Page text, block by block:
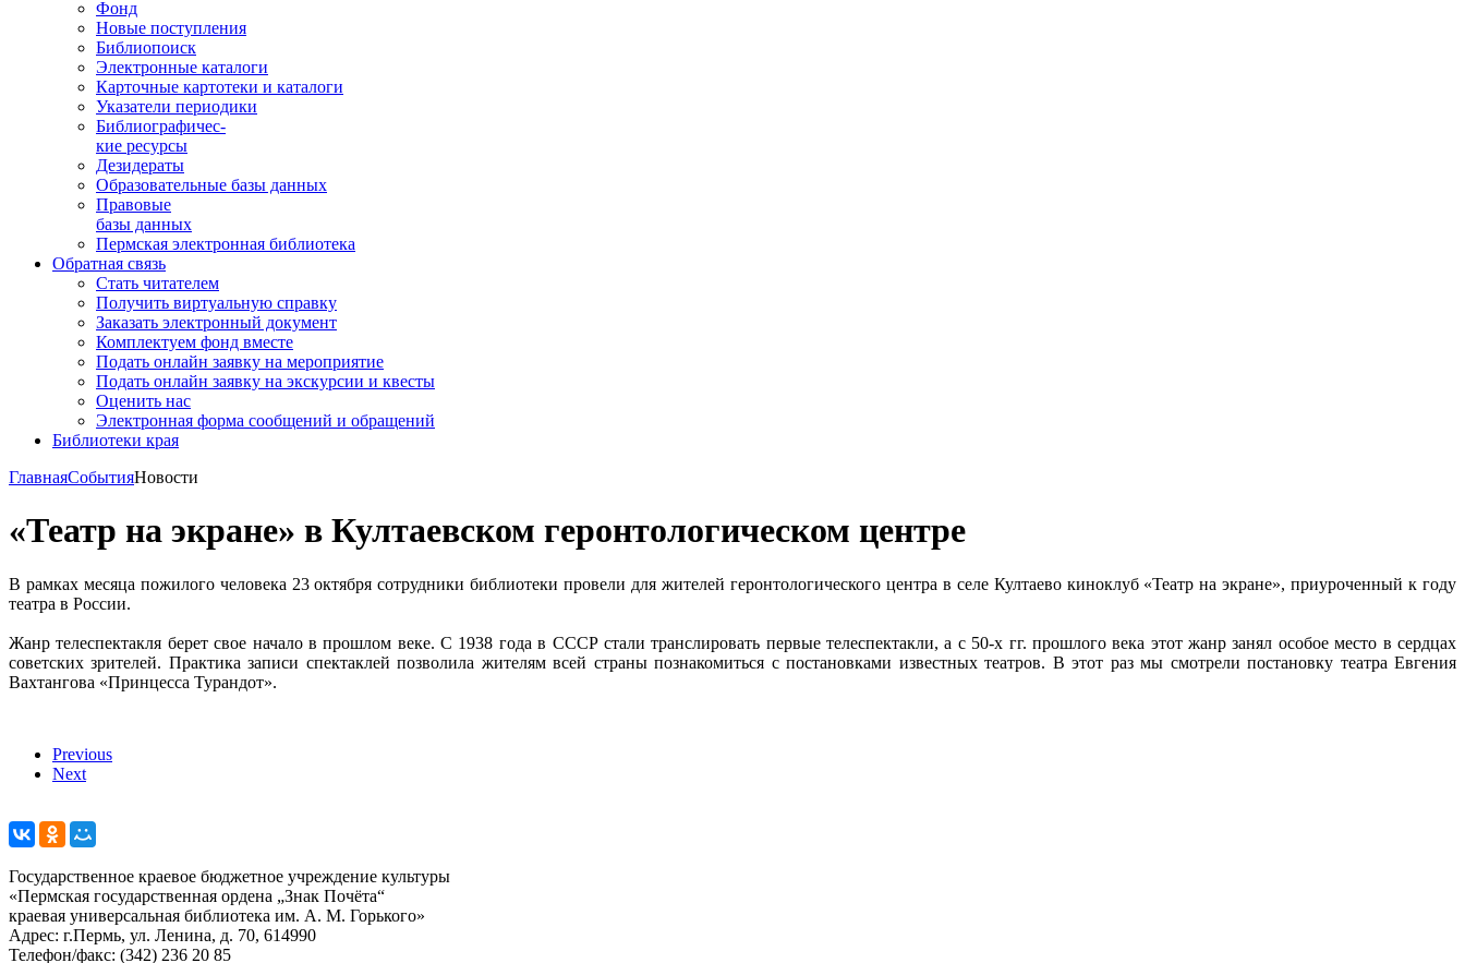
Фонд
Новые поступления
Библиопоиск
Электронные каталоги
Карточные картотеки и каталоги
Указатели периодики
Библиографичес-
кие ресурсы
Дезидераты
Образовательные базы данных
Правовые
базы данных
Пермская электронная библиотека
Обратная связь
Стать читателем
Получить виртуальную справку
Заказать электронный документ
Комплектуем фонд вместе
Подать онлайн заявку на мероприятие
Подать онлайн заявку на экскурсии и квесты
Оценить нас
Электронная форма сообщений и обращений
Библиотеки края
ГлавнаяСобытияНовости
«Театр на экране» в Култаевском геронтологическом центре
В рамках месяца пожилого человека 23 октября сотрудники библиотеки провели для жителей геронтологического центра в селе Култаево киноклуб «Театр на экране», приуроченный к году
театра в России.
Жанр телеспектакля берет свое начало в прошлом веке. С 1938 года в СССР стали транслировать первые телеспектакли, а с 50-х гг. прошлого века этот жанр занял особое место в сердцах
советских зрителей. Практика записи спектаклей позволила жителям всей страны познакомиться с постановками известных театров. В этот раз мы смотрели постановку театра Евгения
Вахтангова «Принцесса Турандот».
Previous
Next
Государственное краевое бюджетное учреждение культуры
«Пермская государственная ордена „Знак Почёта“
краевая универсальная библиотека им. А. М. Горького»
Адрес: г.Пермь, ул. Ленина, д. 70, 614990
Телефон/факс: (342) 236 20 85